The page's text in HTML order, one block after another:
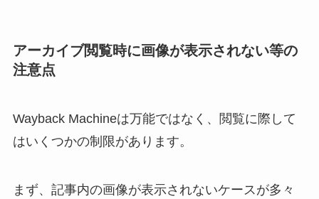
アーカイブ閲覧時に画像が表示されない等の
注意点
Wayback Machineは万能ではなく、閲覧に際して
はいくつかの制限があります。
まず、記事内の画像が表示されないケースが多々